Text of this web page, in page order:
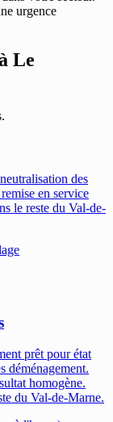
urgence
Le
des
en service
le reste du Val-de-
prêt pour état
déménagement.
homogène.
du Val-de-Marne.